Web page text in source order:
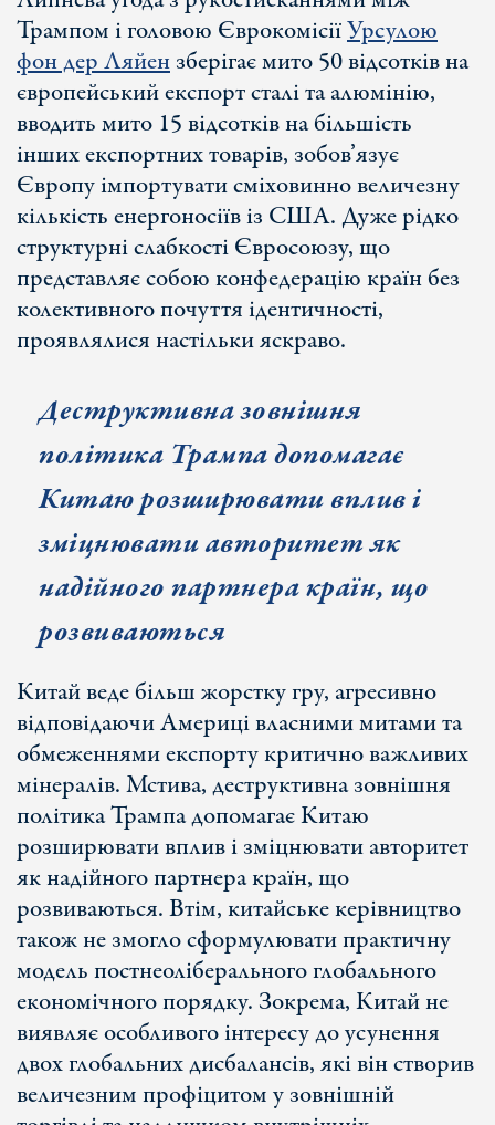
Трампом і головою ЄврокомісіїУрсулою
фон дер Ляйензберігає мито 50 відсотків на
європейський експорт сталі та алюмінію,
вводить мито 15 відсотків на більшість
інших експортних товарів, зобов’язує
Європу імпортувати сміховинно величезну
кількість енергоносіїв із США. Дуже рідко
структурні слабкості Євросоюзу, що
представляє собою конфедерацію країн без
колективного почуття ідентичності,
проявлялися настільки яскраво.
Деструктивна зовнішня
політика Трампа допомагає
Китаю розширювати вплив і
зміцнювати авторитет як
надійного партнера країн, що
розвиваються
Китай веде більш жорстку гру, агресивно
відповідаючи Америці власними митами та
обмеженнями експорту критично важливих
мінералів. Мстива, деструктивна зовнішня
політика Трампа допомагає Китаю
розширювати вплив і зміцнювати авторитет
як надійного партнера країн, що
розвиваються. Втім, китайське керівництво
також не змогло сформулювати практичну
модель постнеоліберального глобального
економічного порядку. Зокрема, Китай не
виявляє особливого інтересу до усунення
двох глобальних дисбалансів, які він створив
величезним профіцитом у зовнішній